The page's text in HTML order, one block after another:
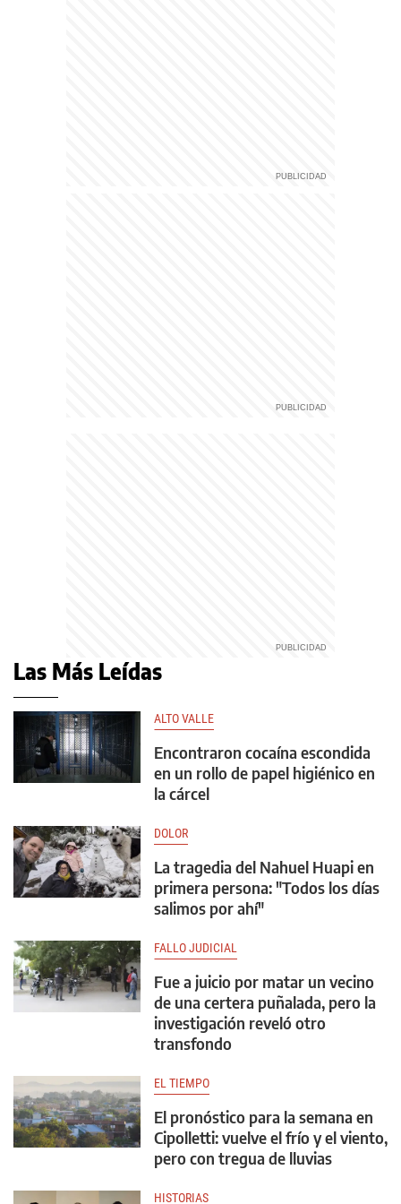
Las Más Leídas
ALTO VALLE
Encontraron cocaína escondida
en un rollo de papel higiénico en
la cárcel
DOLOR
La tragedia del Nahuel Huapi en
primera persona: "Todos los días
salimos por ahí"
FALLO JUDICIAL
Fue a juicio por matar un vecino
de una certera puñalada, pero la
investigación reveló otro
transfondo
EL TIEMPO
El pronóstico para la semana en
Cipolletti: vuelve el frío y el viento,
pero con tregua de lluvias
HISTORIAS